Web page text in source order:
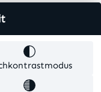
zzgl.